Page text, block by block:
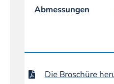
Abmessungen
Die Broschüre